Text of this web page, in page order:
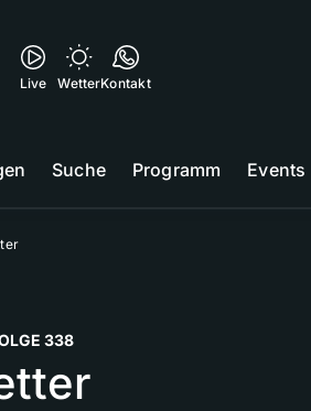
Live WetterKontakt
Suche Programm Events
338